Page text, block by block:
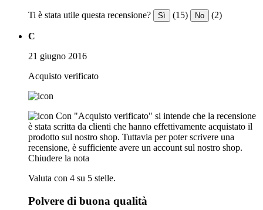
Ti è stata utile questa recensione? Sì (15) No (2)
C
21 giugno 2016
Acquisto verificato
Con "Acquisto verificato" si intende che la recensione
è stata scritta da clienti che hanno effettivamente acquistato il
prodotto sul nostro shop. Tuttavia per poter scrivere una
recensione, è sufficiente avere un account sul nostro shop.
Chiudere la nota
Valuta con 4 su 5 stelle.
Polvere di buona qualità